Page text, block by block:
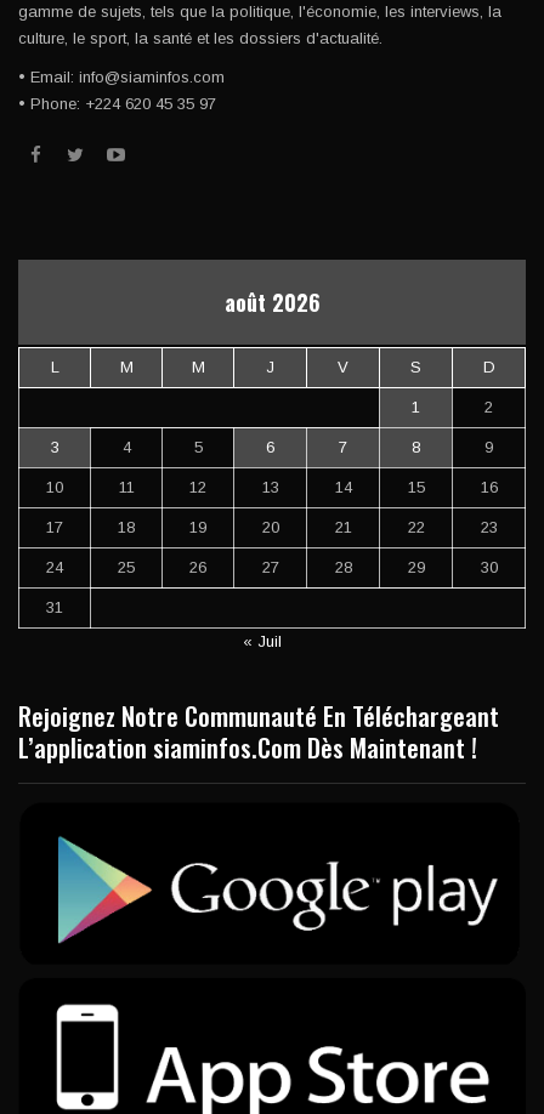
gamme de sujets, tels que la politique, l'économie, les interviews, la
culture, le sport, la santé et les dossiers d'actualité.
• Email: info@siaminfos.com
• Phone: +224 620 45 35 97
août 2026
L M M J V S D
1 2
3 4 5 6 7 8 9
10 11 12 13 14 15 16
17 18 19 20 21 22 23
24 25 26 27 28 29 30
31
« Juil
Rejoignez Notre Communauté En Téléchargeant
L’application siaminfos.Com Dès Maintenant !